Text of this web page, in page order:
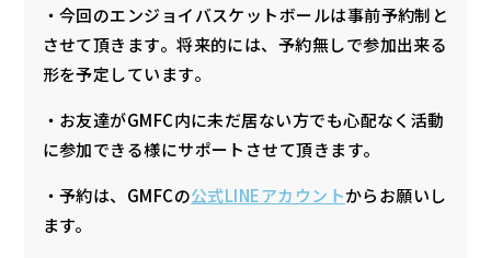
・今回のエンジョイバスケットボールは事前予約制と
させて頂きます。将来的には、予約無しで参加出来る
形を予定しています。
・お友達がGMFC内に未だ居ない方でも心配なく活動
に参加できる様にサポートさせて頂きます。
・予約は、GMFCの公式LINEアカウントからお願いし
ます。